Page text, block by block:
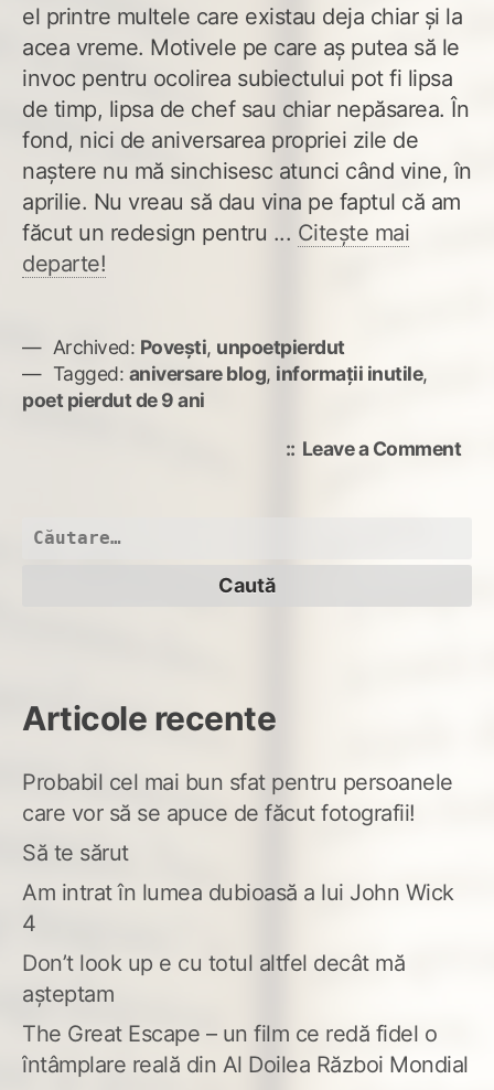
el printre multele care existau deja chiar și la
acea vreme. Motivele pe care aș putea să le
invoc pentru ocolirea subiectului pot fi lipsa
de timp, lipsa de chef sau chiar nepăsarea. În
fond, nici de aniversarea propriei zile de
naștere nu mă sinchisesc atunci când vine, în
aprilie. Nu vreau să dau vina pe faptul că am
făcut un redesign pentru ... Citește mai
departe!
Archived: Povești, unpoetpierdut
Tagged: aniversare blog, informații inutile,
poet pierdut de 9 ani
Leave a Commenton
Caută
Articole recente
Probabil cel mai bun sfat pentru persoanele
care vor să se apuce de făcut fotografii!
Să te sărut
Am intrat în lumea dubioasă a lui John Wick
4
Don’t look up e cu totul altfel decât mă
așteptam
The Great Escape – un film ce redă fidel o
întâmplare reală din Al Doilea Război Mondial